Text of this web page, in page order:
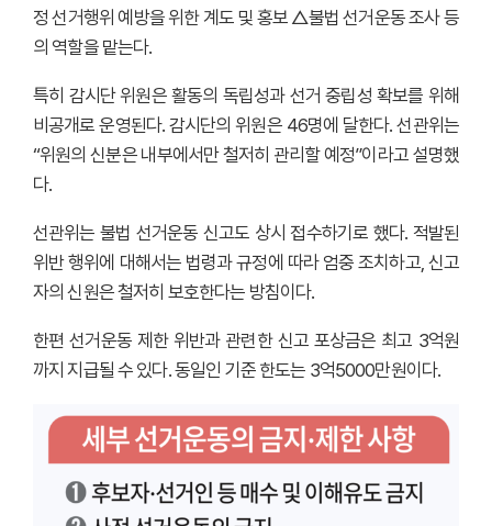
정 선거행위 예방을 위한 계도 및 홍보 △불법 선거운동 조사 등
의 역할을 맡는다.
특히 감시단 위원은 활동의 독립성과 선거 중립성 확보를 위해
비공개로 운영된다. 감시단의 위원은 46명에 달한다. 선관위는
“위원의 신분은 내부에서만 철저히 관리할 예정”이라고 설명했
다.
선관위는 불법 선거운동 신고도 상시 접수하기로 했다. 적발된
위반 행위에 대해서는 법령과 규정에 따라 엄중 조치하고, 신고
자의 신원은 철저히 보호한다는 방침이다.
한편 선거운동 제한 위반과 관련한 신고 포상금은 최고 3억원
까지 지급될 수 있다. 동일인 기준 한도는 3억5000만원이다.